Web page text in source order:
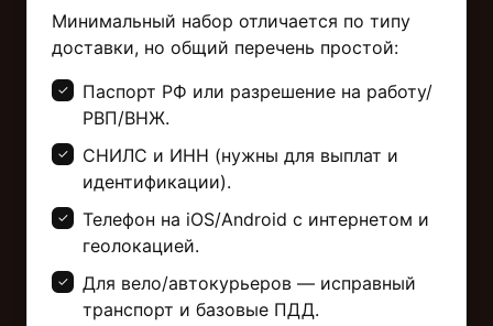
Минимальный набор отличается по типу
доставки, но общий перечень простой:
Паспорт РФ или разрешение на работу/
РВП/ВНЖ.
СНИЛС и ИНН (нужны для выплат и
идентификации).
Телефон на iOS/Android с интернетом и
геолокацией.
Для вело/автокурьеров — исправный
транспорт и базовые ПДД.